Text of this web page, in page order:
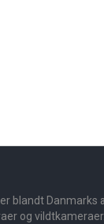
blandt Danmarks
og vildtkameraer.